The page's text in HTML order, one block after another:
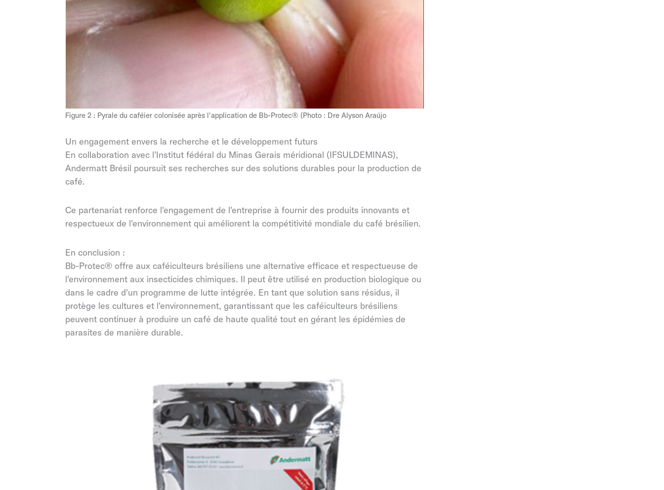
Figure 2 : Pyrale du caféier colonisée après l'application de Bb-Protec® (Photo : Dre Alyson Araújo
Un engagement envers la recherche et le développement futurs
En collaboration avec l'Institut fédéral du Minas Gerais méridional (IFSULDEMINAS),
Andermatt Brésil poursuit ses recherches sur des solutions durables pour la production de
café.
Ce partenariat renforce l'engagement de l'entreprise à fournir des produits innovants et
respectueux de l'environnement qui améliorent la compétitivité mondiale du café brésilien.
En conclusion :
Bb-Protec® offre aux caféiculteurs brésiliens une alternative efficace et respectueuse de
l'environnement aux insecticides chimiques. Il peut être utilisé en production biologique ou
dans le cadre d'un programme de lutte intégrée. En tant que solution sans résidus, il
protège les cultures et l'environnement, garantissant que les caféiculteurs brésiliens
peuvent continuer à produire un café de haute qualité tout en gérant les épidémies de
parasites de manière durable.